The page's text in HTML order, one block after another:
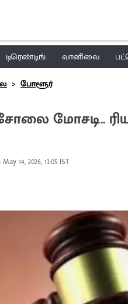
டிரெண்டிங் வானிலை
போளூர்
மோசடி..
May 14, 2026, 13:05 IST